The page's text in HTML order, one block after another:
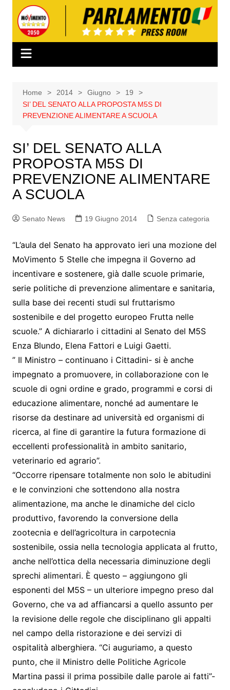
contenuto
Home 2014 Giugno
19
SI’ DEL SENATO ALLA PROPOSTA M5S DI
PREVENZIONE ALIMENTARE A SCUOLA
SI’ DEL SENATO ALLA
PROPOSTA M5S DI
PREVENZIONE ALIMENTARE
A SCUOLA
Senato News 19 Giugno 2014 Senza categoria
“L’aula del Senato ha approvato ieri una mozione del
MoVimento 5 Stelle che impegna il Governo ad
incentivare e sostenere, già dalle scuole primarie,
serie politiche di prevenzione alimentare e sanitaria,
sulla base dei recenti studi sul fruttarismo
sostenibile e del progetto europeo Frutta nelle
scuole.” A dichiararlo i cittadini al Senato del M5S
Enza Blundo, Elena Fattori e Luigi Gaetti.
” Il Ministro – continuano i Cittadini- si è anche
impegnato a promuovere, in collaborazione con le
scuole di ogni ordine e grado, programmi e corsi di
educazione alimentare, nonché ad aumentare le
risorse da destinare ad università ed organismi di
ricerca, al fine di garantire la futura formazione di
eccellenti professionalità in ambito sanitario,
veterinario ed agrario”.
“Occorre ripensare totalmente non solo le abitudini
e le convinzioni che sottendono alla nostra
alimentazione, ma anche le dinamiche del ciclo
produttivo, favorendo la conversione della
zootecnia e dell’agricoltura in carpotecnia
sostenibile, ossia nella tecnologia applicata al frutto,
anche nell’ottica della necessaria diminuzione degli
sprechi alimentari. È questo – aggiungono gli
esponenti del M5S – un ulteriore impegno preso dal
Governo, che va ad affiancarsi a quello assunto per
la revisione delle regole che disciplinano gli appalti
nel campo della ristorazione e dei servizi di
ospitalità alberghiera. “Ci auguriamo, a questo
punto, che il Ministro delle Politiche Agricole
Martina passi il prima possibile dalle parole ai fatti”-